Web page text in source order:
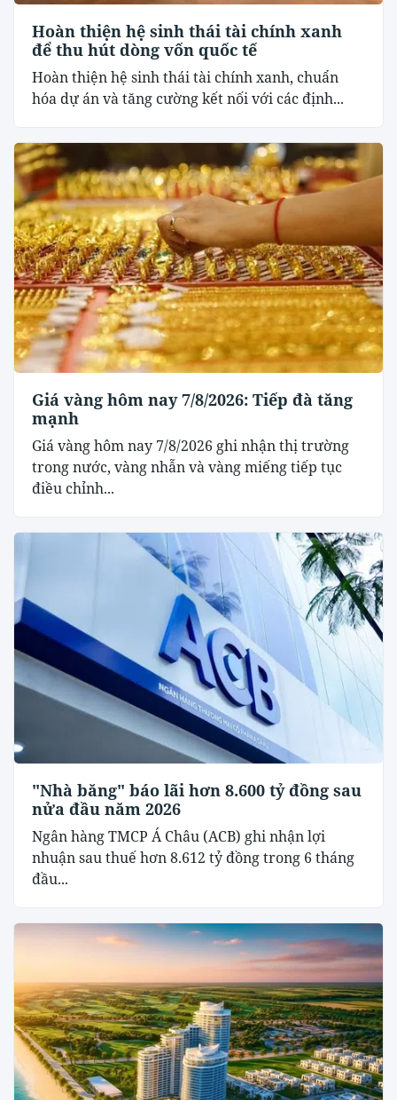
Hoàn thiện hệ sinh thái tài chính xanh
để thu hút dòng vốn quốc tế
Hoàn thiện hệ sinh thái tài chính xanh, chuẩn
hóa dự án và tăng cường kết nối với các định...
Giá vàng hôm nay 7/8/2026: Tiếp đà tăng
mạnh
Giá vàng hôm nay 7/8/2026 ghi nhận thị trường
trong nước, vàng nhẫn và vàng miếng tiếp tục
điều chỉnh...
"Nhà băng" báo lãi hơn 8.600 tỷ đồng sau
nửa đầu năm 2026
Ngân hàng TMCP Á Châu (ACB) ghi nhận lợi
nhuận sau thuế hơn 8.612 tỷ đồng trong 6 tháng
đầu...